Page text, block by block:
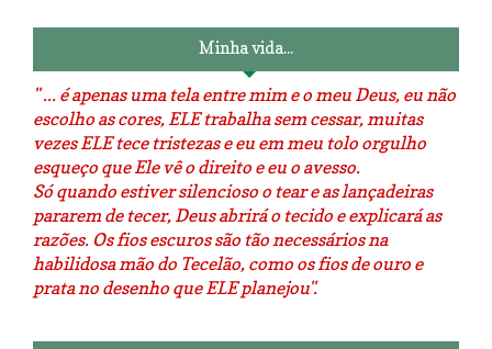
Minha vida...
" ... é apenas uma tela entre mim e o meu Deus, eu não
escolho as cores, ELE trabalha sem cessar, muitas
vezes ELE tece tristezas e eu em meu tolo orgulho
esqueço que Ele vê o direito e eu o avesso.
Só quando estiver silencioso o tear e as lançadeiras
pararem de tecer, Deus abrirá o tecido e explicará as
razões. Os fios escuros são tão necessários na
habilidosa mão do Tecelão, como os fios de ouro e
prata no desenho que ELE planejou".